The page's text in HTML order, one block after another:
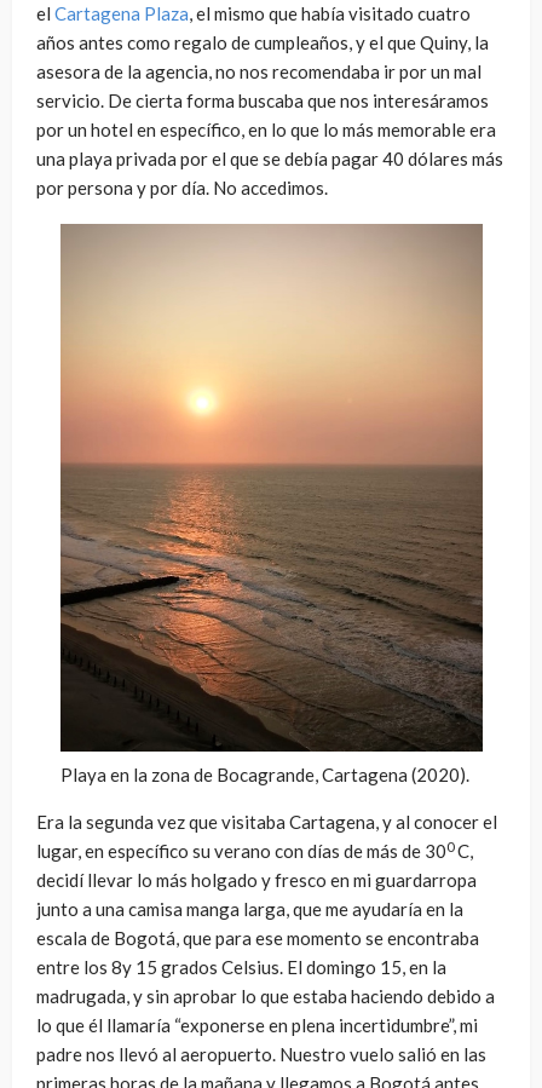
el Cartagena Plaza, el mismo que había visitado cuatro
años antes como regalo de cumpleaños, y el que Quiny, la
asesora de la agencia, no nos recomendaba ir por un mal
servicio. De cierta forma buscaba que nos interesáramos
por un hotel en específico, en lo que lo más memorable era
una playa privada por el que se debía pagar 40 dólares más
por persona y por día. No accedimos.
Playa en la zona de Bocagrande, Cartagena (2020).
Era la segunda vez que visitaba Cartagena, y al conocer el
lugar, en específico su verano con días de más de 300C,
decidí llevar lo más holgado y fresco en mi guardarropa
junto a una camisa manga larga, que me ayudaría en la
escala de Bogotá, que para ese momento se encontraba
entre los 8y 15 grados Celsius. El domingo 15, en la
madrugada, y sin aprobar lo que estaba haciendo debido a
lo que él llamaría “exponerse en plena incertidumbre”, mi
padre nos llevó al aeropuerto. Nuestro vuelo salió en las
primeras horas de la mañana y llegamos a Bogotá antes